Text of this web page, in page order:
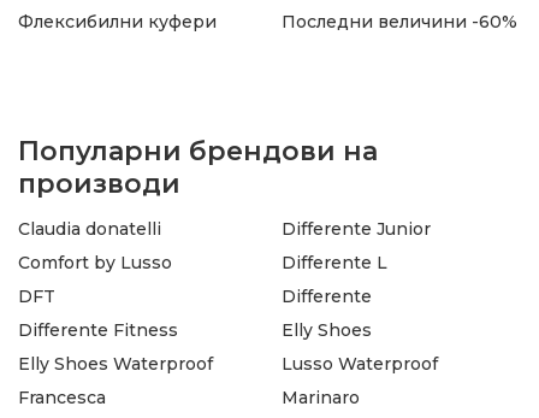
Флексибилни куфери
Последни величини -60%
Популарни брендови на
производи
Claudia donatelli
Comfort by Lusso
DFT
Differente Fitness
Differente Junior
Differente L
Differente
Elly Shoes
Elly Shoes Waterproof
Francesca
Lusso Waterproof
Marinaro